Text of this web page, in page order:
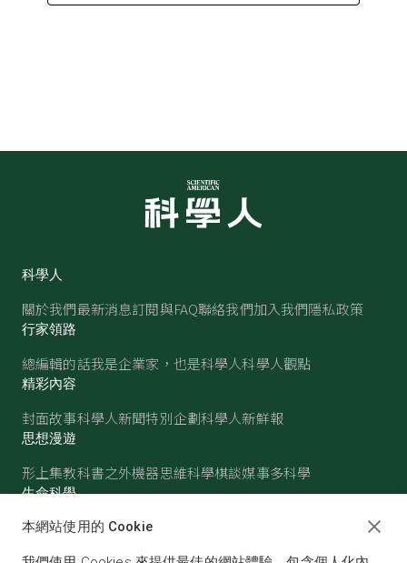
科學人
關於我們最新消息訂閱與FAQ聯絡我們加入我們隱私政策
行家領路
總編輯的話我是企業家，也是科學人科學人觀點
精彩內容
封面故事科學人新聞特別企劃科學人新鮮報
思想漫遊
形上集教科書之外機器思維科學棋談媒事多科學
生命科學
醫學古生物心理學生態學
本網站使用的 Cookie